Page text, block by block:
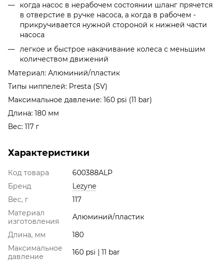
когда насос в нерабочем состоянии шланг прячется
в отверстие в ручке насоса, а когда в рабочем -
прикручивается нужной стороной к нижней части
насоса
легкое и быстрое накачивание колеса с меньшим
количеством движений
Материал: Алюминий/пластик
Типы ниппелей: Presta (SV)
Максимальное давление: 160 psi (11 bar)
Длина: 180 мм
Вес: 117 г
Характеристики
Код товара
600388ALP
Бренд
Lezyne
Вес, г
117
Материал
изготовления
Алюминий/пластик
Длина, мм
180
Максимальное
давление
160 psi | 11 bar